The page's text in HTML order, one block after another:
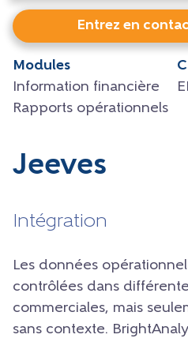
Entrez en
Modules
Information financière
Rapports opérationnels
Jeeves
Intégration
Les données
contrôlées dans
commerciales, mais
sans contexte.